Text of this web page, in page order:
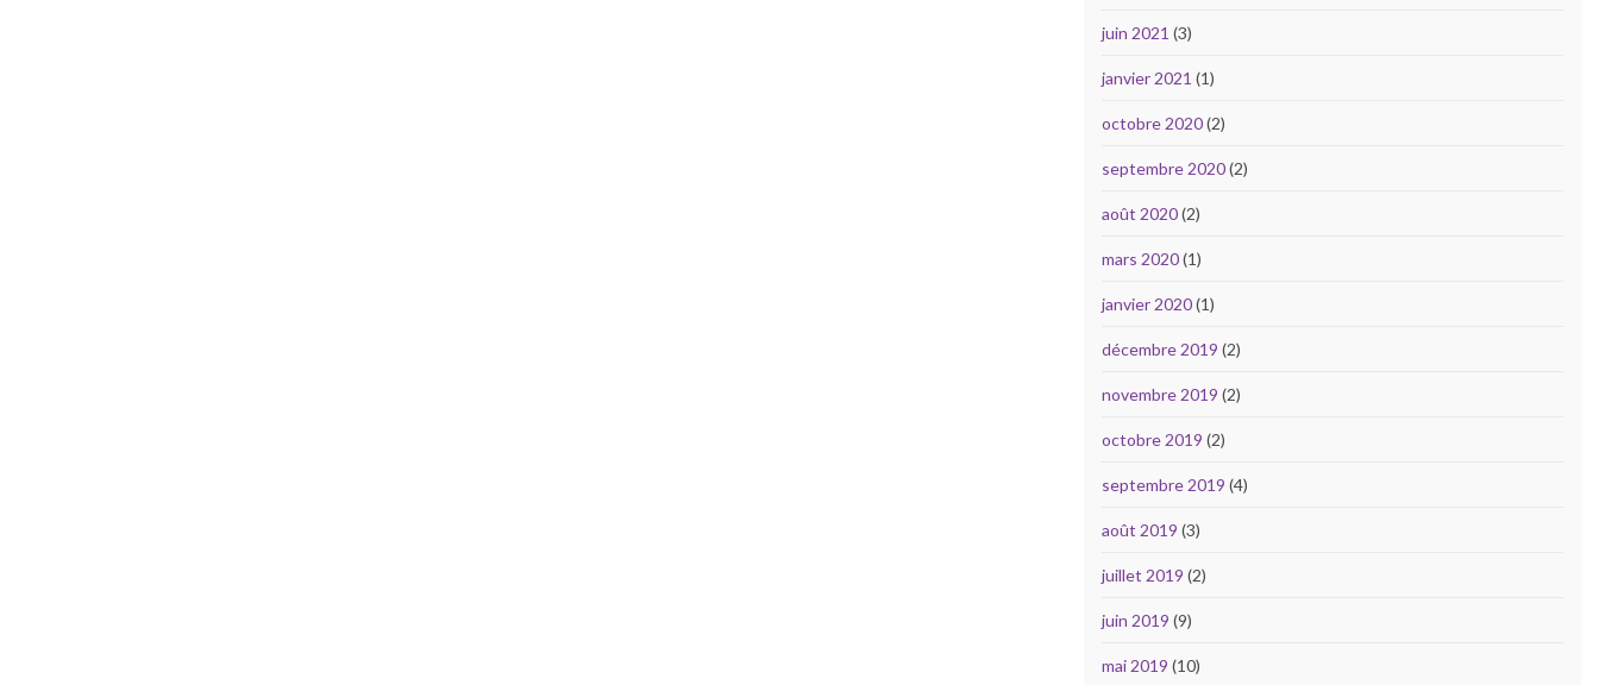
juin 2021 (3)
janvier 2021 (1)
octobre 2020(2)
septembre 2020(2)
août 2020(2)
mars 2020(1)
janvier 2020(1)
décembre 2019 (2)
novembre 2019 (2)
octobre 2019 (2)
septembre 2019 (4)
août 2019 (3)
juillet 2019 (2)
juin 2019 (9)
mai 2019 (10)